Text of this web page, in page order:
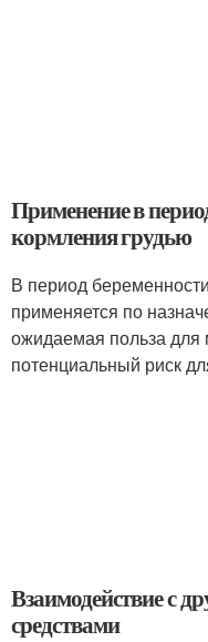
Применение в
кормления грудью
В период
применяется по
ожидаемая польза
потенциальный риск
Взаимодействие с
средствами